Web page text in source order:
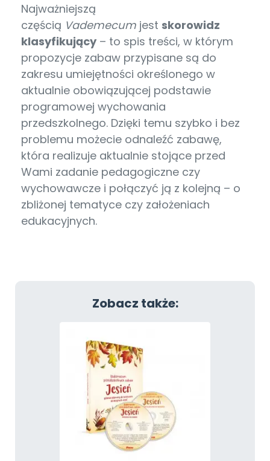
Najważniejszą
częścią Vademecum jest skorowidz
klasyfikujący– to spis treści, w którym
propozycje zabaw przypisane są do
zakresu umiejętności określonego w
aktualnie obowiązującej podstawie
programowej wychowania
przedszkolnego. Dzięki temu szybko i bez
problemu możecie odnaleźć zabawę,
która realizuje aktualnie stojące przed
Wami zadanie pedagogiczne czy
wychowawcze i połączyć ją z kolejną – o
zbliżonej tematyce czy założeniach
edukacyjnych.
Zobacz także: